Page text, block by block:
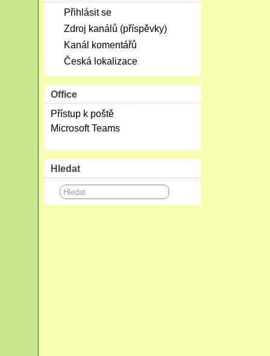
Přihlásit se
Zdroj kanálů (příspěvky)
Kanál komentářů
Česká lokalizace
Office
Přístup k poště
Microsoft Teams
Hledat